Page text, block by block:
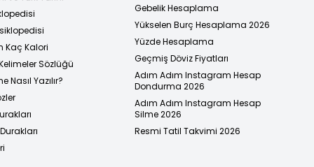
Kaç Kalori
Sözlüğü
Nasıl Yazılır?
Gebelik Hesaplama
Yükselen Burç Hesaplama 2026
Yüzde Hesaplama
Geçmiş Döviz Fiyatları
Adım Adım Instagram Hesap
Dondurma 2026
Adım Adım Instagram Hesap
Silme 2026
Resmi Tatil Takvimi 2026